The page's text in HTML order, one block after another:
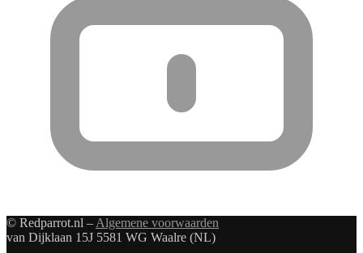
© Redparrot.nl – Algemene voorwaarden
van Dijklaan 15J 5581 WG Waalre (NL)